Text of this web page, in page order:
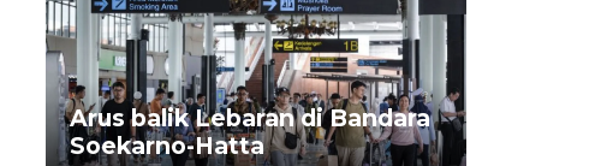
Arus balik Lebaran di Bandara
Soekarno-Hatta